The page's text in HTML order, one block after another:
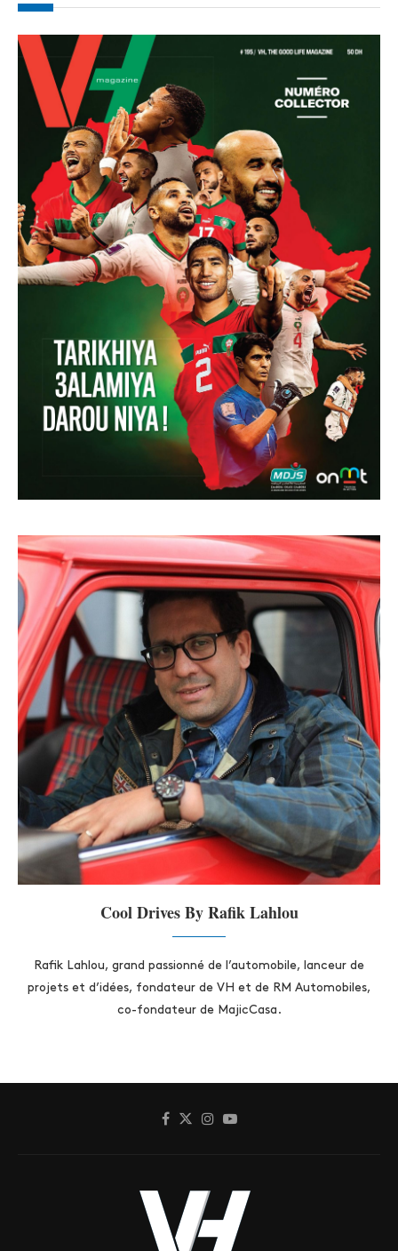
Cool Drives By Rafik Lahlou
Rafik Lahlou, grand passionné de l’automobile, lanceur de
projets et d’idées, fondateur de VH et de RM Automobiles,
co-fondateur de MajicCasa.